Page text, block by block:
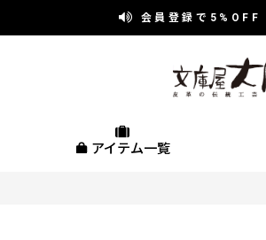
会員登録で 5%OFF
アイテム一覧